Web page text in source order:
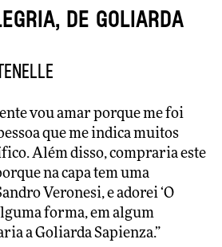
de GOLIARDA
vou amar porque me foi
que me indica muitos
Além disso, compraria este
na capa tem uma
Veronesi, e adorei ‘O
forma, em algum
a Goliarda Sapienza.”